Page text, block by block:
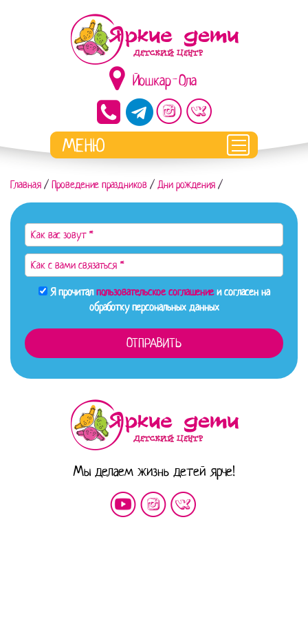
Йошкар-Ола
Главная / Проведение праздников / Дни рождения /
Я прочиталпользовательское соглашениеи согласен на
обработку персональных данных
Мы делаем жизнь детей ярче!